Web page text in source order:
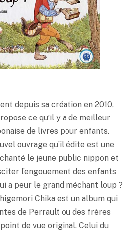
depuis sa création en 2010,
ce qu’il y a de meilleur
de livres pour enfants.
ouvrage qu’il édite est une
le jeune public nippon et
l’engouement des enfants
a peur le grand méchant loup ?
Chika est un album qui
de Perrault ou des frères
de vue original. Celui du